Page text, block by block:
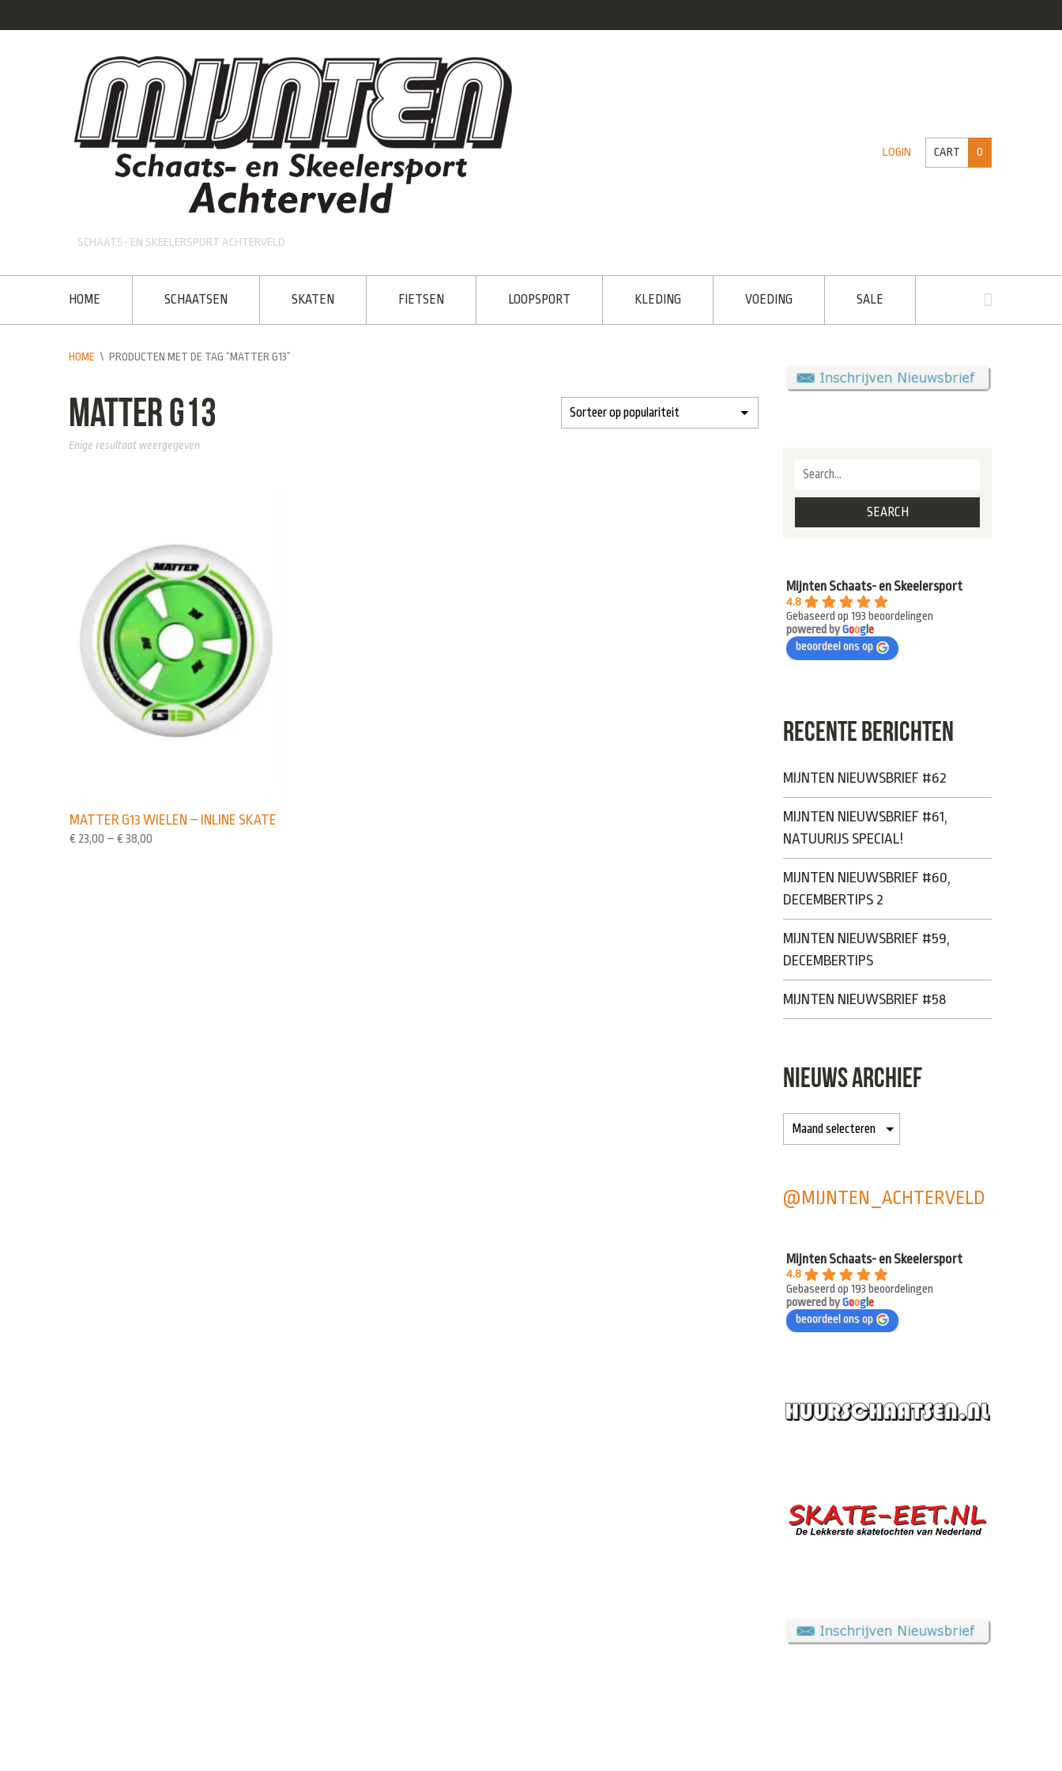
SCHAATS- EN SKEELERSPORT ACHTERVELD
LOGIN CART 0
HOME SCHAATSEN SKATEN FIETSEN LOOPSPORT KLEDING VOEDING SALE
HOME \ PRODUCTEN MET DE TAG “MATTER G13”
Matter G13
Enige resultaat weergegeven
MATTER G13 WIELEN – INLINE SKATE
€ 23,00 – € 38,00
Mijnten Schaats- en Skeelersport
4.8
Gebaseerd op 193 beoordelingen
powered byGoogle
beoordeel ons op
RECENTE BERICHTEN
MIJNTEN NIEUWSBRIEF #62
MIJNTEN NIEUWSBRIEF #61,
NATUURIJS SPECIAL!
MIJNTEN NIEUWSBRIEF #60,
DECEMBERTIPS 2
MIJNTEN NIEUWSBRIEF #59,
DECEMBERTIPS
MIJNTEN NIEUWSBRIEF #58
NIEUWS ARCHIEF
@MIJNTEN_ACHTERVELD
Mijnten Schaats- en Skeelersport
4.8
Gebaseerd op 193 beoordelingen
powered byGoogle
beoordeel ons op